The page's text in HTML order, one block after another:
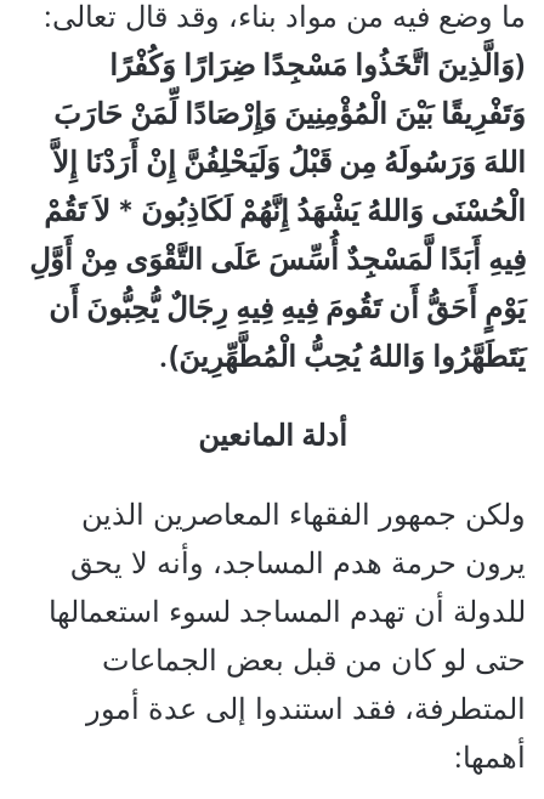
ما وضع فيه من مواد بناء، وقد قال تعالى:
(وَالَّذِينَ اتَّخَذُوا مَسْجِدًا ضِرَارًا وَكُفْرًا
وَتَفْرِيقًا بَيْنَ الْمُؤْمِنِينَ وَإِرْصَادًا لِّمَنْ حَارَبَ
اللهَ وَرَسُولَهُ مِن قَبْلُ وَلَيَحْلِفُنَّ إِنْ أَرَدْنَا إِلاَّ
الْحُسْنَى وَاللهُ يَشْهَدُ إِنَّهُمْ لَكَاذِبُونَ * لاَ تَقُمْ
فِيهِ أَبَدًا لَّمَسْجِدٌ أُسِّسَ عَلَى التَّقْوَى مِنْ أَوَّلِ
يَوْمٍ أَحَقُّ أَن تَقُومَ فِيهِ فِيهِ رِجَالٌ يُّحِبُّونَ أَن
يَتَطَهَّرُوا وَاللهُ يُحِبُّ الْمُطَّهِّرِينَ).
أدلة المانعين
ولكن جمهور الفقهاء المعاصرين الذين
يرون حرمة هدم المساجد، وأنه لا يحق
للدولة أن تهدم المساجد لسوء استعمالها
حتى لو كان من قبل بعض الجماعات
المتطرفة، فقد استندوا إلى عدة أمور
أهمها: